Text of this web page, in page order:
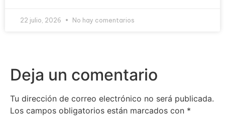
22 julio, 2026 No hay comentarios
Deja un comentario
Tu dirección de correo electrónico no será publicada.
Los campos obligatorios están marcados con *